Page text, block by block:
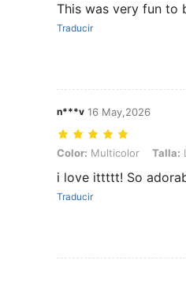
This was very fun to
Traducir
n***v 16 May,2026
Color: Multicolor, Talla:
Color: Multicolor Talla:
i love ittttt! So
Traducir